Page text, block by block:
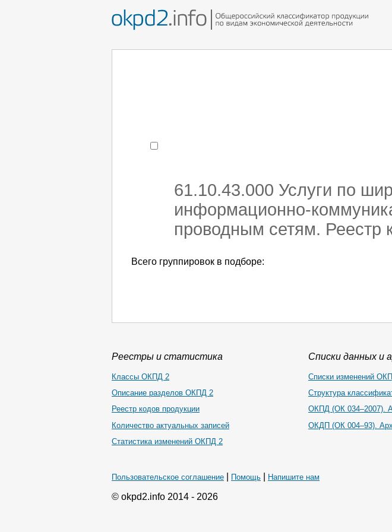
61.10.43.000 Услуги по
информационно-
проводным сетям. Реестр
Всего группировок в подборе:
Реестры и статистика
Классы ОКПД 2
Описание разделов ОКПД 2
Реестр кодов продукции
Количество актуальных записей
Статистика изменений ОКПД 2
Списки данных и
Списки изменений
Структура
ОКПД (ОК 034–2007).
ОКДП (ОК 004–93).
Пользовательское соглашение Помощь Напишите нам
© okpd2.info 2014 - 2026